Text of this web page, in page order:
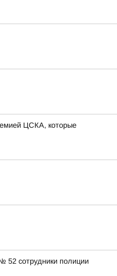
ЦСКА, которые
52 сотрудники полиции